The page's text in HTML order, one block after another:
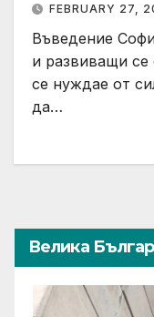
FEBRUARY 27,
Въведение
и развиващи се
се нуждае от
да…
Велика